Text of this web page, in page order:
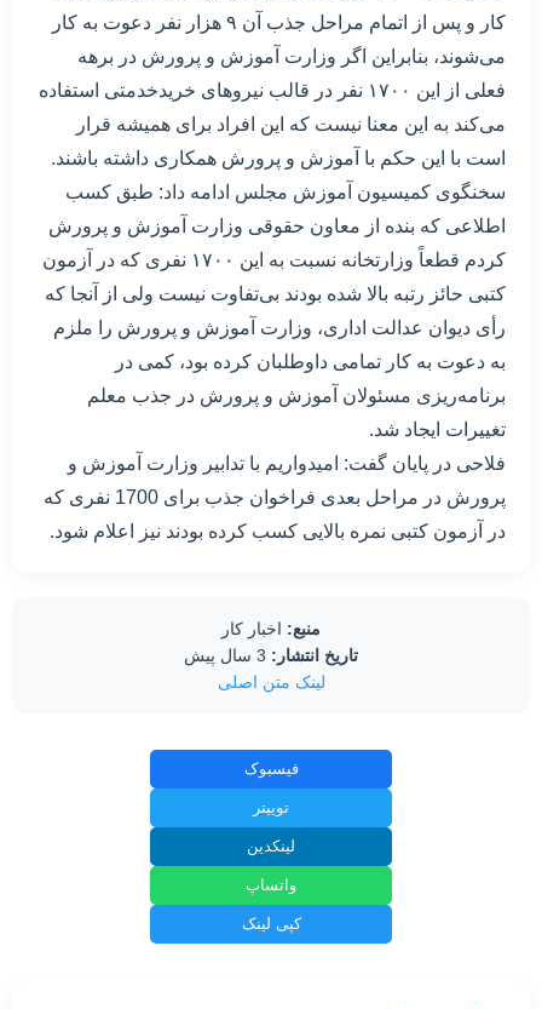
کار و پس از اتمام مراحل جذب آن ۹ هزار نفر دعوت به کار
می‌شوند، بنابراین اگر وزارت آموزش و پرورش در برهه
فعلی از این ۱۷۰۰ نفر در قالب نیروهای خریدخدمتی استفاده
می‌کند به این معنا نیست که این افراد برای همیشه قرار
است با این حکم با آموزش و پرورش همکاری داشته باشند.
سخنگوی کمیسیون آموزش مجلس ادامه داد: طبق کسب
اطلاعی که بنده از معاون حقوقی وزارت آموزش و پرورش
کردم قطعاً وزارتخانه نسبت به این ۱۷۰۰ نفری که در آزمون
کتبی حائز رتبه بالا شده بودند بی‌تفاوت نیست ولی از آنجا که
رأی دیوان عدالت اداری، وزارت آموزش و پرورش را ملزم
به دعوت به کار تمامی داوطلبان کرده بود، کمی در
برنامه‌ریزی مسئولان آموزش و پرورش در جذب معلم
تغییرات ایجاد شد.
فلاحی در پایان گفت: امیدواریم با تدابیر وزارت آموزش و
پرورش در مراحل بعدی فراخوان جذب برای 1700 نفری که
در آزمون کتبی نمره بالایی کسب کرده بودند نیز اعلام شود.
منبع: اخبار کار
تاریخ انتشار:
لینک متن اصلی
فیسبوک
توییتر
لینکدین
واتساپ
کپی لینک